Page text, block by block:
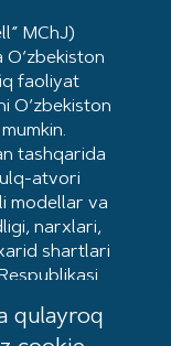
qulayroq
MChJ)
O‘zbekiston
faoliyat
O‘zbekiston
tashqarida
atvori
modellar va
narxlari,
shartlari